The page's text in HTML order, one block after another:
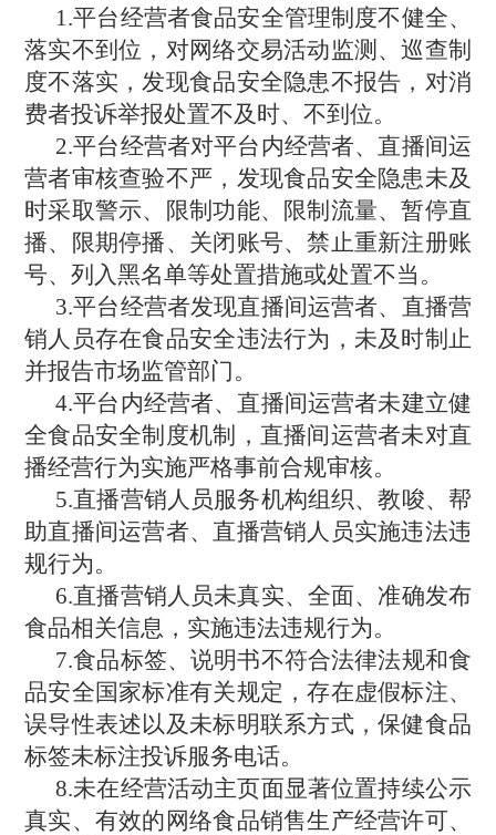
1.平台经营者食品安全管理制度不健全、
落实不到位，对网络交易活动监测、巡查制
度不落实，发现食品安全隐患不报告，对消
费者投诉举报处置不及时、不到位。
2.平台经营者对平台内经营者、直播间运
营者审核查验不严，发现食品安全隐患未及
时采取警示、限制功能、限制流量、暂停直
播、限期停播、关闭账号、禁止重新注册账
号、列入黑名单等处置措施或处置不当。
3.平台经营者发现直播间运营者、直播营
销人员存在食品安全违法行为，未及时制止
并报告市场监管部门。
4.平台内经营者、直播间运营者未建立健
全食品安全制度机制，直播间运营者未对直
播经营行为实施严格事前合规审核。
5.直播营销人员服务机构组织、教唆、帮
助直播间运营者、直播营销人员实施违法违
规行为。
6.直播营销人员未真实、全面、准确发布
食品相关信息，实施违法违规行为。
7.食品标签、说明书不符合法律法规和食
品安全国家标准有关规定，存在虚假标注、
误导性表述以及未标明联系方式，保健食品
标签未标注投诉服务电话。
8.未在经营活动主页面显著位置持续公示
真实、有效的网络食品销售生产经营许可、